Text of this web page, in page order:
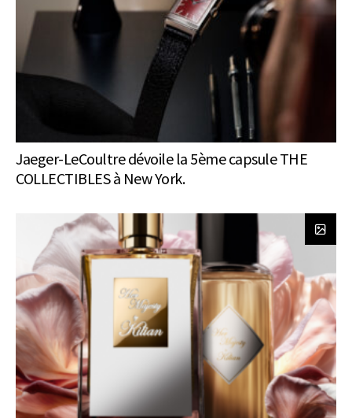
Jaeger-LeCoultre dévoile la 5ème capsule THE
COLLECTIBLES à New York.